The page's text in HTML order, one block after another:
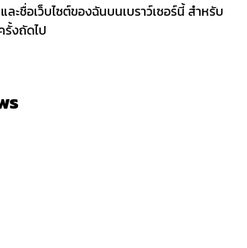
ะชื่อเว็บไซต์ของฉันบนเบราว์เซอร์นี้ สำหรับ
รั้งถัดไป